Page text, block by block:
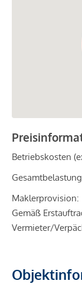
Betriebskosten
Gesamtbelastung
Maklerprovision:
Gemäß
Vermieter/